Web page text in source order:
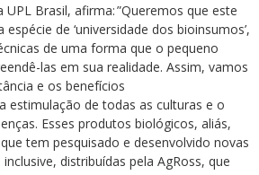
UPL Brasil, afirma: ”Queremos que este
de ‘universidade dos bioinsumos’,
de uma forma que o pequeno
las em sua realidade. Assim, vamos
e os benefícios
estimulação de todas as culturas e o
Esses produtos biológicos, aliás,
tem pesquisado e desenvolvido novas
distribuídas pela AgRoss, que